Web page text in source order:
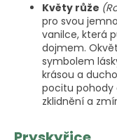
Květy růže
pro svou
vanilce, která
dojmem.
symbolem
krásou a
pocitu pohody
zklidnění a